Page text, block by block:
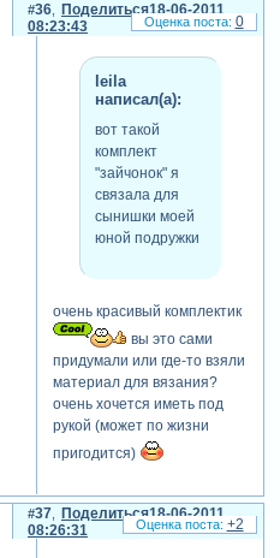
Поделиться
36
18-06-2011
08:23:43
leila
написал(а):
вот такой
комплект
"зайчонок" я
связала для
сынишки моей
юной подружки
очень красивый комплектик
вы это сами
придумали или где-то взяли
материал для вязания?
очень хочется иметь под
рукой (может по жизни
пригодится)
0
Поделиться
37
18-06-2011
08:26:31
+2